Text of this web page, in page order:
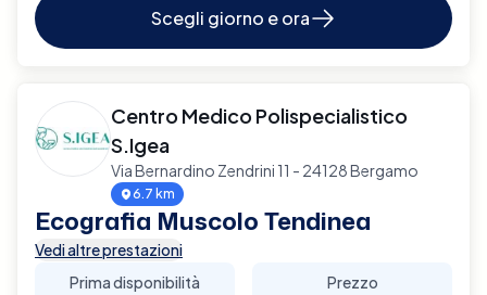
Scegli giorno e ora
Centro Medico Polispecialistico
S.Igea
Via Bernardino Zendrini 11 - 24128 Bergamo
6.7 km
Ecografia Muscolo Tendinea
Vedi altre prestazioni
Prima disponibilità
Prezzo